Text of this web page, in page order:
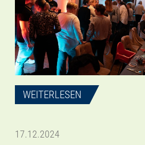
WEITERLESEN
17.12.2024